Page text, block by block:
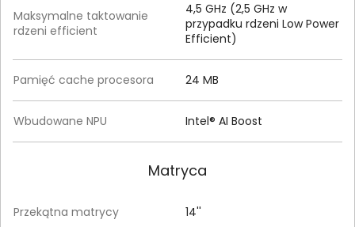
Maksymalne taktowanie
rdzeni efficient
4,5 GHz (2,5 GHz w
przypadku rdzeni Low Power
Efficient)
Pamięć cache procesora 24 MB
Wbudowane NPU Intel® AI Boost
Matryca
Przekątna matrycy 14''